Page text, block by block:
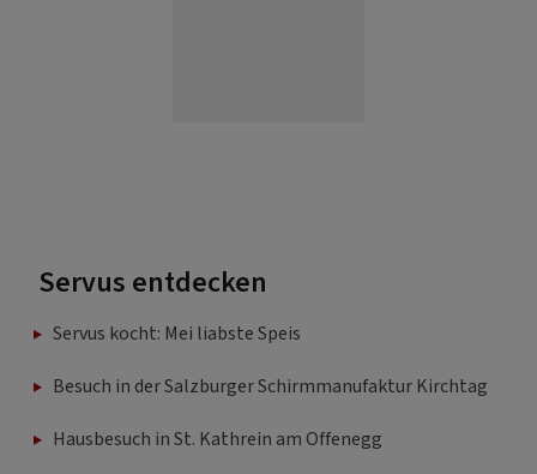
Servus entdecken
Servus kocht: Mei liabste Speis
Besuch in der Salzburger Schirmmanufaktur Kirchtag
Hausbesuch in St. Kathrein am Offenegg